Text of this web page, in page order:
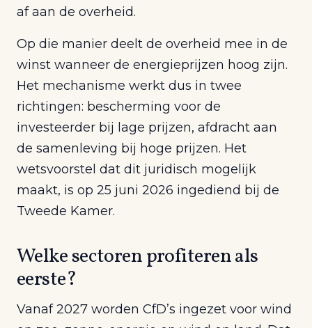
af aan de overheid.
Op die manier deelt de overheid mee in de
winst wanneer de energieprijzen hoog zijn.
Het mechanisme werkt dus in twee
richtingen: bescherming voor de
investeerder bij lage prijzen, afdracht aan
de samenleving bij hoge prijzen. Het
wetsvoorstel dat dit juridisch mogelijk
maakt, is op 25 juni 2026 ingediend bij de
Tweede Kamer.
Welke sectoren profiteren als
eerste?
Vanaf 2027 worden CfD’s ingezet voor wind